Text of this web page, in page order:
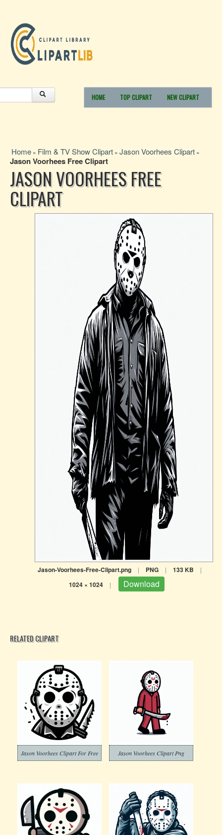
HOME TOP CLIPART NEW CLIPART
Home » Film & TV Show Clipart » Jason Voorhees Clipart »
Jason Voorhees Free Clipart
JASON VOORHEES FREE
CLIPART
Jason-Voorhees-Free-Clipart.png | PNG | 133 KB |
1024 × 1024 | Download
RELATED CLIPART
Jason Voorhees Clipart For Free Jason Voorhees Clipart Png